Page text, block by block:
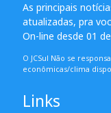
As principais
atualizadas, pra
On-line desde 01
O JCSul Não se
econômicas/clima
Links